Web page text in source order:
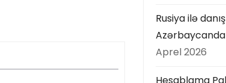
Rusiya ilə
Aprel 2026